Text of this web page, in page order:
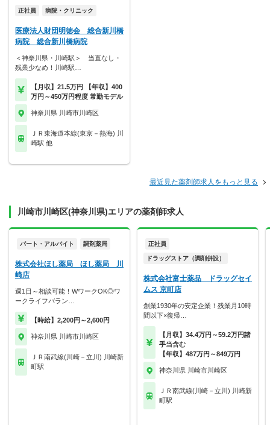
正社員 病院・クリニック
医療法人財団明徳会 総合新川橋
病院 総合新川橋病院
＜神奈川県・川崎駅＞ 当直なし・
残業少なめ！川崎駅…
【月収】21.5万円 【年収】400
万円～450万円程度 常勤モデル
神奈川県 川崎市川崎区
ＪＲ東海道本線(東京－熱海) 川
崎駅 他
最近見た薬剤師求人をもっと見る
川崎市川崎区(神奈川県)エリアの薬剤師求人
パート・アルバイト 調剤薬局
株式会社ほし薬局 ほし薬局 川
崎店
週1日～相談可能！WワークOK◎ワ
ークライフバラン…
【時給】2,200円～2,600円
神奈川県 川崎市川崎区
ＪＲ南武線(川崎－立川) 川崎新
町駅
正社員
ドラッグストア（調剤併設）
株式会社富士薬品 ドラッグセイ
ムス 京町店
創業1930年の安定企業！残業月10時
間以下×復帰…
【月収】34.4万円～59.2万円諸
手当含む
【年収】487万円～849万円
神奈川県 川崎市川崎区
ＪＲ南武線(川崎－立川) 川崎新
町駅